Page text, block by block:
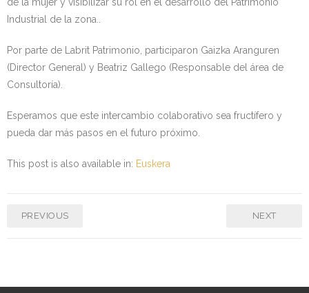
Industrial de la zona..
Por parte de Labrit Patrimonio, participaron Gaizka Aranguren
(Director General) y Beatriz Gallego (Responsable del área de
Consultoría).
Esperamos que este intercambio colaborativo sea fructífero y
pueda dar más pasos en el futuro próximo.
This post is also available in: Euskera
PREVIOUS NEXT